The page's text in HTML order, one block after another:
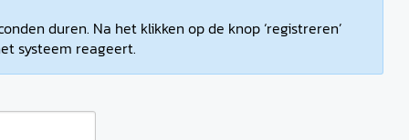
duren. Na het klikken op de knop ‘registreren’
systeem reageert.